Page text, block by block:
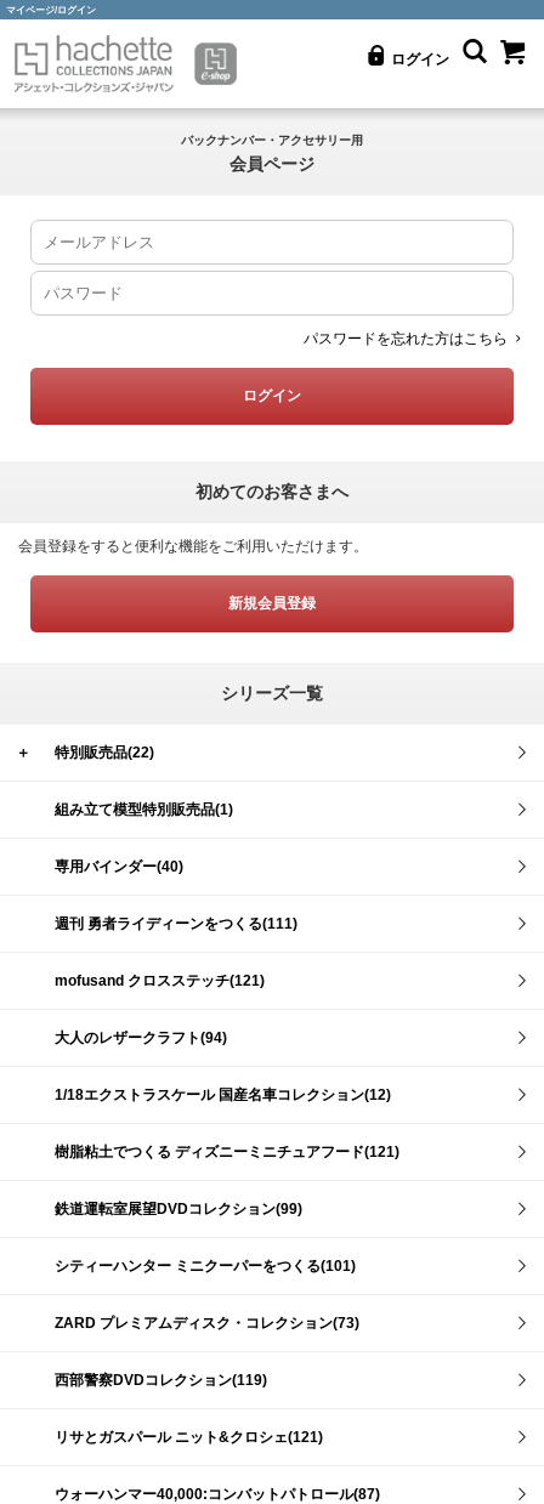
マイページ/ログイン
ログイン
バックナンバー・アクセサリー用
会員ページ
パスワードを忘れた方はこちら
初めてのお客さまへ
会員登録をすると便利な機能をご利用いただけます。
新規会員登録
シリーズ一覧
＋ 特別販売品(22)
組み立て模型特別販売品(1)
専用バインダー(40)
週刊 勇者ライディーンをつくる(111)
mofusand クロスステッチ(121)
大人のレザークラフト(94)
1/18エクストラスケール 国産名車コレクション(12)
樹脂粘土でつくる ディズニーミニチュアフード(121)
鉄道運転室展望DVDコレクション(99)
シティーハンター ミニクーパーをつくる(101)
ZARD プレミアムディスク・コレクション(73)
西部警察DVDコレクション(119)
リサとガスパール ニット&クロシェ(121)
ウォーハンマー40,000:コンバットパトロール(87)